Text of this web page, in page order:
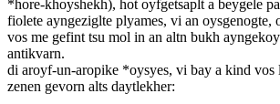
*hore-khoyshekh), hot oyfgetsaplt a beygele
fiolete ayngeziglte plyames, vi an oysgenogte,
vos me gefint tsu mol in an altn bukh
antikvarn.
di aroyf-un-aropike *oysyes, vi bay a kind vos
zenen gevorn alts daytlekher: